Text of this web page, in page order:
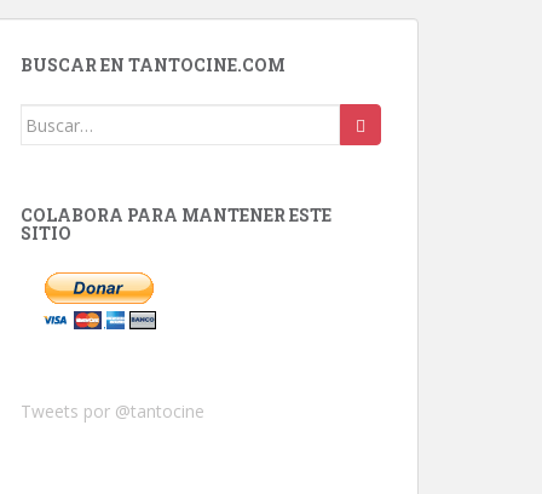
BUSCAR EN TANTOCINE.COM
Buscar:
COLABORA PARA MANTENER ESTE
SITIO
Tweets por @tantocine